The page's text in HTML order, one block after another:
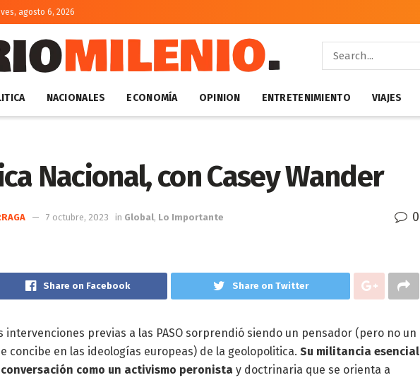
agosto 6, 2026
NACIONALES ECONOMÍA OPINION ENTRETENIMIENTO VIAJES
Nacional, con Casey Wander
7 octubre, 2023 in Global, Lo Importante 0
Share on Facebook Share on Twitter
intervenciones previas a las PASO sorprendió siendo un pensador (pero no un
concibe en las ideologías europeas) de la geolopolitica. Su militancia esencial
como un activismo peronista y doctrinaria que se orienta a